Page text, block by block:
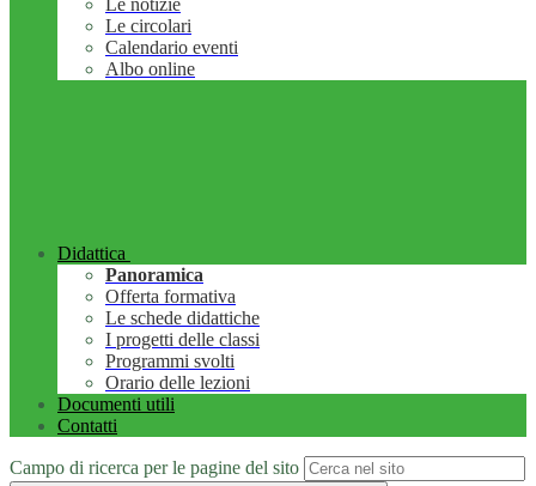
Le notizie
Le circolari
Calendario eventi
Albo online
Didattica
Panoramica
Offerta formativa
Le schede didattiche
I progetti delle classi
Programmi svolti
Orario delle lezioni
Documenti utili
Contatti
Campo di ricerca per le pagine del sito